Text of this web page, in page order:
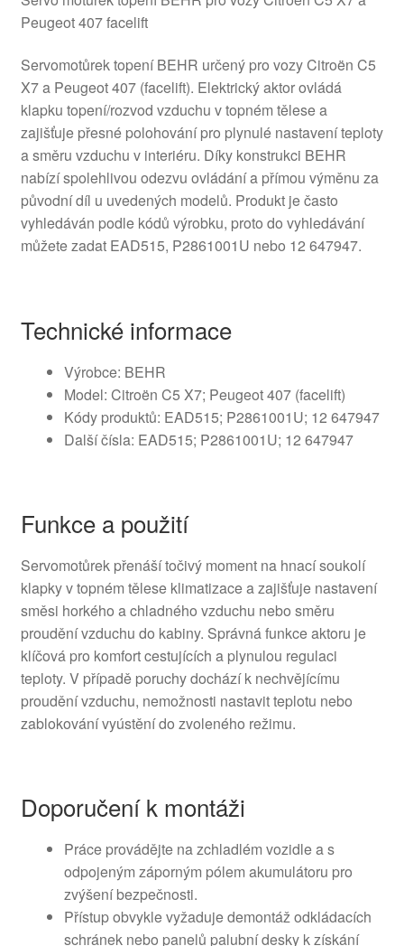
Peugeot 407 facelift
Servomotůrek topení BEHR určený pro vozy Citroën C5
X7 a Peugeot 407 (facelift). Elektrický aktor ovládá
klapku topení/rozvod vzduchu v topném tělese a
zajišťuje přesné polohování pro plynulé nastavení teploty
a směru vzduchu v interiéru. Díky konstrukci BEHR
nabízí spolehlivou odezvu ovládání a přímou výměnu za
původní díl u uvedených modelů. Produkt je často
vyhledáván podle kódů výrobku, proto do vyhledávání
můžete zadat EAD515, P2861001U nebo 12 647947.
Technické informace
Výrobce: BEHR
Model: Citroën C5 X7; Peugeot 407 (facelift)
Kódy produktů: EAD515; P2861001U; 12 647947
Další čísla: EAD515; P2861001U; 12 647947
Funkce a použití
Servomotůrek přenáší točivý moment na hnací soukolí
klapky v topném tělese klimatizace a zajišťuje nastavení
směsi horkého a chladného vzduchu nebo směru
proudění vzduchu do kabiny. Správná funkce aktoru je
klíčová pro komfort cestujících a plynulou regulaci
teploty. V případě poruchy dochází k nechvějícímu
proudění vzduchu, nemožnosti nastavit teplotu nebo
zablokování vyústění do zvoleného režimu.
Doporučení k montáži
Práce provádějte na zchladlém vozidle a s
odpojeným záporným pólem akumulátoru pro
zvýšení bezpečnosti.
Přístup obvykle vyžaduje demontáž odkládacích
schránek nebo panelů palubní desky k získání